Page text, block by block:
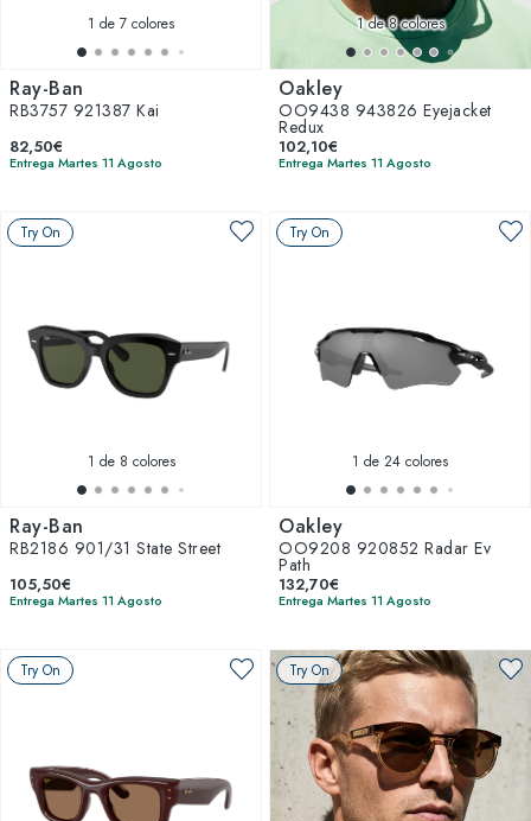
1 de 7 colores
Ray-Ban
RB3757 921387 Kai
82,50€
Entrega Martes 11 Agosto
1de 8 colores
Oakley
OO9438 943826 Eyejacket
Redux
102,10€
Entrega Martes 11 Agosto
Try On
1 de 8 colores
Ray-Ban
RB2186 901/31 State Street
105,50€
Entrega Martes 11 Agosto
Try On
1 de 24 colores
Oakley
OO9208 920852 Radar Ev
Path
132,70€
Entrega Martes 11 Agosto
Try On Try On